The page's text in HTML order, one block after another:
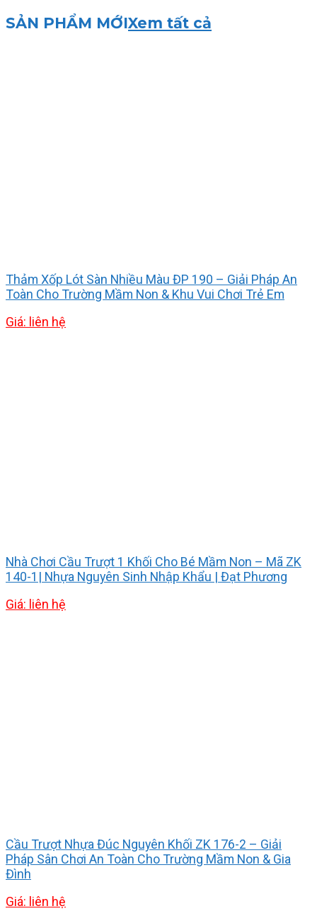
SẢN PHẨM MỚIXem tất cả
Thảm Xốp Lót Sàn Nhiều Màu ĐP 190 – Giải Pháp An
Toàn Cho Trường Mầm Non & Khu Vui Chơi Trẻ Em
Giá: liên hệ
Nhà Chơi Cầu Trượt 1 Khối Cho Bé Mầm Non – Mã ZK
140-1| Nhựa Nguyên Sinh Nhập Khẩu | Đạt Phương
Giá: liên hệ
Cầu Trượt Nhựa Đúc Nguyên Khối ZK 176-2 – Giải
Pháp Sân Chơi An Toàn Cho Trường Mầm Non & Gia
Đình
Giá: liên hệ